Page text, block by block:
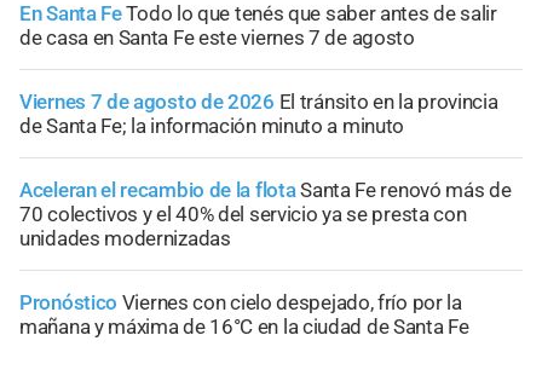
En Santa FeTodo lo que tenés que saber antes de salir
de casa en Santa Fe este viernes 7 de agosto
Viernes 7 de agosto de 2026 El tránsito en la provincia
de Santa Fe; la información minuto a minuto
Aceleran el recambio de la flotaSanta Fe renovó más de
70 colectivos y el 40% del servicio ya se presta con
unidades modernizadas
Pronóstico Viernes con cielo despejado, frío por la
mañana y máxima de 16°C en la ciudad de Santa Fe